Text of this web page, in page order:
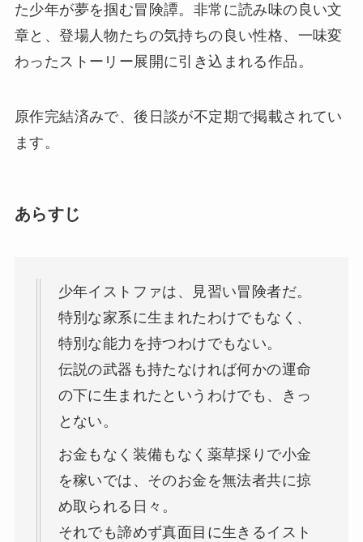
た少年が夢を掴む冒険譚。非常に読み味の良い文
章と、登場人物たちの気持ちの良い性格、一味変
わったストーリー展開に引き込まれる作品。
原作完結済みで、後日談が不定期で掲載されてい
ます。
あらすじ
少年イストファは、見習い冒険者だ。
特別な家系に生まれたわけでもなく、
特別な能力を持つわけでもない。
伝説の武器も持たなければ何かの運命
の下に生まれたというわけでも、きっ
とない。
お金もなく装備もなく薬草採りで小金
を稼いでは、そのお金を無法者共に掠
め取られる日々。
それでも諦めず真面目に生きるイスト